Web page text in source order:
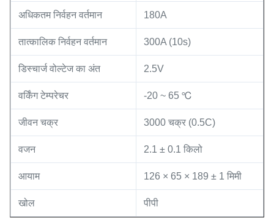
अधिकतम निर्वहन वर्तमान 180A
तात्कालिक निर्वहन वर्तमान 300A (10s)
डिस्चार्ज वोल्टेज का अंत 2.5V
वर्किंग टेम्परेचर -20 ~ 65 ℃
जीवन चक्र 3000 चक्र (0.5C)
वजन 2.1 ± 0.1 किलो
आयाम 126 × 65 × 189 ± 1 मिमी
खोल पीपी